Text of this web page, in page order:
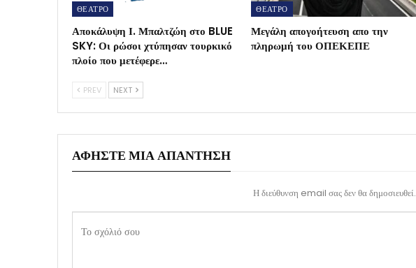
ΘΕΑΤΡΟ
Αποκάλυψη Ι. Μπαλτζώη στο BLUE
SKY: Οι ρώσοι χτύπησαν τουρκικό
πλοίο που μετέφερε…
ΘΕΑΤΡΟ
Μεγάλη απογοήτευση απο την
πληρωμή του ΟΠΕΚΕΠΕ
PREV NEXT
ΑΦΉΣΤΕ ΜΙΑ ΑΠΆΝΤΗΣΗ
Η διεύθυνση email σας δεν θα δημοσιευθεί.